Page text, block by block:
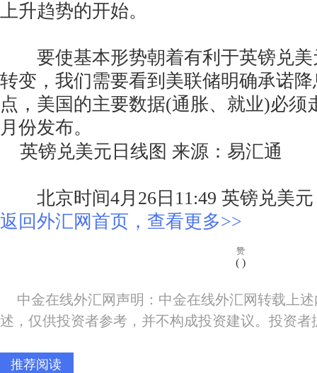
上升趋势的开始。
要使基本形势朝着有利于英镑兑美
转变，我们需要看到美联储明确承诺
点，美国的主要数据(通胀、就业)必须
月份发布。
英镑兑美元日线图 来源：易汇通
北京时间4月26日11:49 英镑兑美元
返回外汇网首页，查看更多>>
赞
( )
中金在线外汇网声明：中金在线外汇网转载上
述，仅供投资者参考，并不构成投资建议。投资
推荐阅读